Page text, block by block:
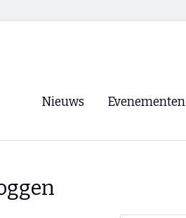
Nieuws Evenementen